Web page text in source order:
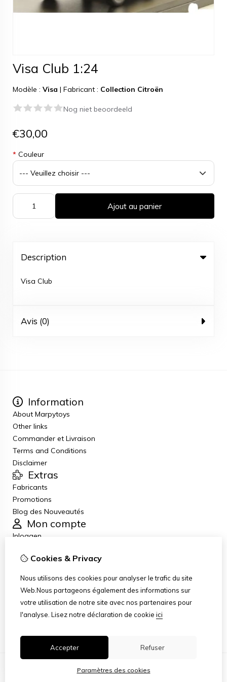
Visa Club 1:24
Modèle : Visa | Fabricant : Collection Citroën
Nog niet beoordeeld
€30,00
* Couleur
Ajout au panier
Description
Visa Club
Avis (0)
Information
About Marpytoys
Other links
Commander et Livraison
Terms and Conditions
Disclaimer
Extras
Fabricants
Promotions
Blog des Nouveautés
Mon compte
Inloggen
Liste de souhaits
Service client
Nous contacter
Plan du site
Cookies & Privacy
Nous utilisons des cookies pour analyser le trafic du site
Web.Nous partageons également des informations sur
votre utilisation de notre site avec nos partenaires pour
l'analyse. Lisez notre déclaration de cookie ici
Accepter Refuser
Paramètres des cookies